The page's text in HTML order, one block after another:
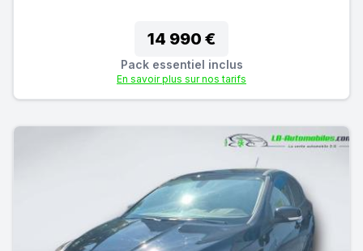
14 990 €
Pack essentiel inclus
En savoir plus sur nos tarifs